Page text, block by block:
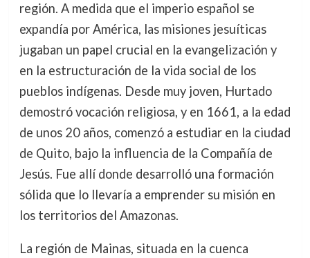
región. A medida que el imperio español se
expandía por América, las misiones jesuíticas
jugaban un papel crucial en la evangelización y
en la estructuración de la vida social de los
pueblos indígenas. Desde muy joven, Hurtado
demostró vocación religiosa, y en 1661, a la edad
de unos 20 años, comenzó a estudiar en la ciudad
de Quito, bajo la influencia de la Compañía de
Jesús. Fue allí donde desarrolló una formación
sólida que lo llevaría a emprender su misión en
los territorios del Amazonas.
La región de Mainas, situada en la cuenca